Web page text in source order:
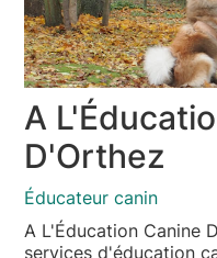
A
D'Orthez
Éducateur canin
A L'Éducation Canine
services d'éducation